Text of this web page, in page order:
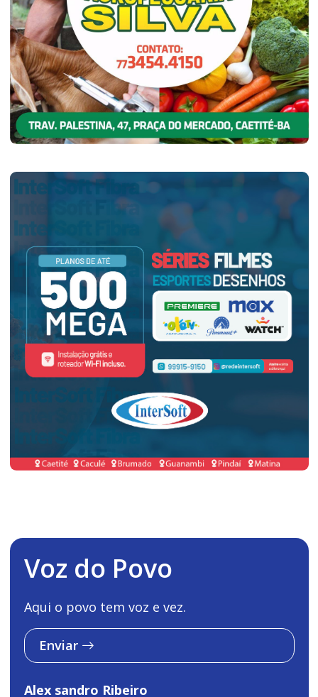
Voz do Povo
Aqui o povo tem voz e vez.
Enviar
Alex sandro Ribeiro